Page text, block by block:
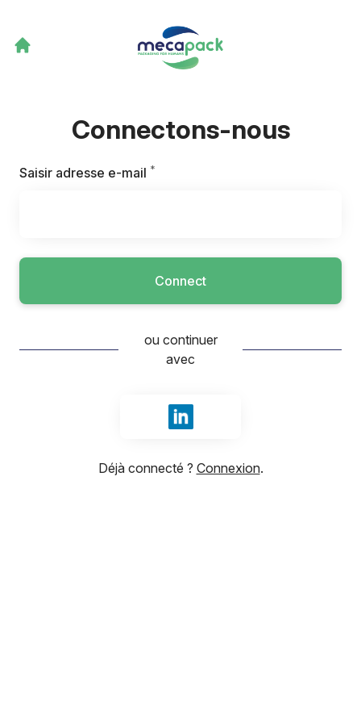
Connectons-nous
Saisir adresse e-mail *
Connect
ou continuer
avec
Se connecter avec LinkedIn
Déjà connecté ? Connexion.